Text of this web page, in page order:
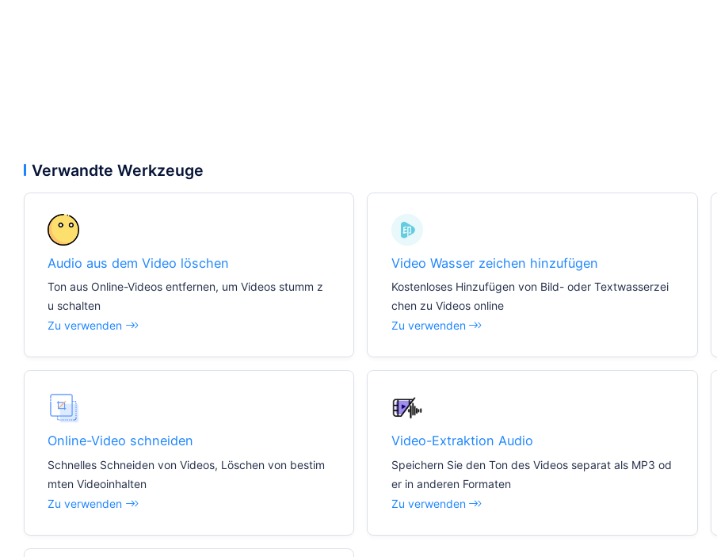
Verwandte Werkzeuge
Audio aus dem Video löschen
Ton aus Online-Videos entfernen, um Videos stumm z
u schalten
Zu verwenden
Video Wasser zeichen hinzufügen
Kostenloses Hinzufügen von Bild- oder Textwasserzei
chen zu Videos online
Zu verwenden
Online-Video schneiden
Schnelles Schneiden von Videos, Löschen von bestim
mten Videoinhalten
Zu verwenden
Video-Extraktion Audio
Speichern Sie den Ton des Videos separat als MP3 od
er in anderen Formaten
Zu verwenden